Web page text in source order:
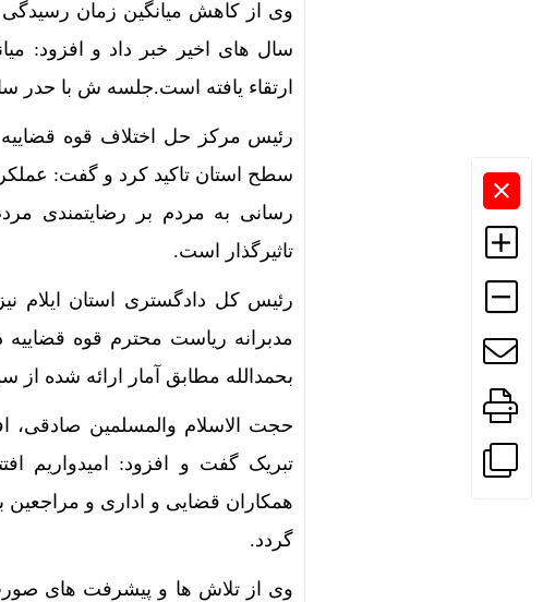
ارتقاء یافته است.جلسه ش با حدر
رئیس مرکز حل اختلاف قوه
سطح استان تاکید کرد و گفت:
رسانی به مردم بر رضایتمندی
تاثیرگذار است.
رئیس کل دادگستری استان ایلام
مدبرانه ریاست محترم قوه
بحمدالله مطابق آمار ارائه شده
تبریک گفت و افزود: امیدواریم
همکاران قضایی و اداری و مراجعین
گردد.
وی از تلاش ها و پیشرفت های